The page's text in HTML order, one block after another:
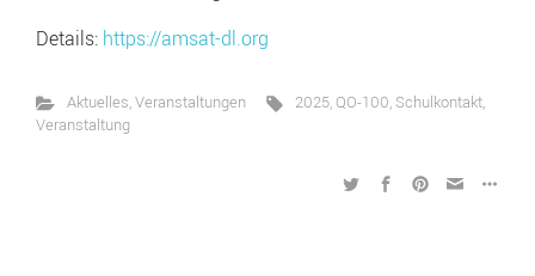
Details: https://amsat-dl.org
Aktuelles,Veranstaltungen 2025, QO-100, Schulkontakt,
Veranstaltung